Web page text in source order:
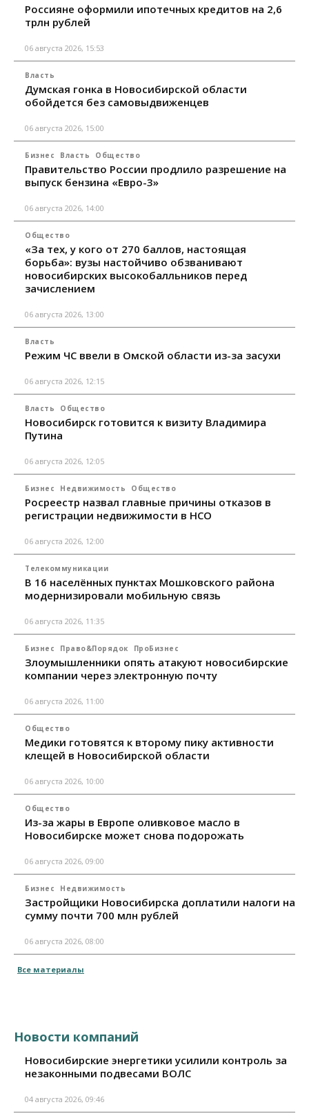
Россияне оформили ипотечных кредитов на 2,6
трлн рублей
06 августа 2026, 15:53
Власть
Думская гонка в Новосибирской области
обойдется без самовыдвиженцев
06 августа 2026, 15:00
Бизнес Власть Общество
Правительство России продлило разрешение на
выпуск бензина «Евро-3»
06 августа 2026, 14:00
Общество
«За тех, у кого от 270 баллов, настоящая
борьба»: вузы настойчиво обзванивают
новосибирских высокобалльников перед
зачислением
06 августа 2026, 13:00
Власть
Режим ЧС ввели в Омской области из-за засухи
06 августа 2026, 12:15
Власть Общество
Новосибирск готовится к визиту Владимира
Путина
06 августа 2026, 12:05
Бизнес Недвижимость Общество
Росреестр назвал главные причины отказов в
регистрации недвижимости в НСО
06 августа 2026, 12:00
Телекоммуникации
В 16 населённых пунктах Мошковского района
модернизировали мобильную связь
06 августа 2026, 11:35
Бизнес Право&Порядок ПроБизнес
Злоумышленники опять атакуют новосибирские
компании через электронную почту
06 августа 2026, 11:00
Общество
Медики готовятся к второму пику активности
клещей в Новосибирской области
06 августа 2026, 10:00
Общество
Из-за жары в Европе оливковое масло в
Новосибирске может снова подорожать
06 августа 2026, 09:00
Бизнес Недвижимость
Застройщики Новосибирска доплатили налоги на
сумму почти 700 млн рублей
06 августа 2026, 08:00
Все материалы
Новости компаний
Новосибирские энергетики усилили контроль за
незаконными подвесами ВОЛС
04 августа 2026, 09:46